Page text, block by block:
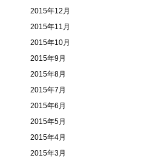
2015年12月
2015年11月
2015年10月
2015年9月
2015年8月
2015年7月
2015年6月
2015年5月
2015年4月
2015年3月